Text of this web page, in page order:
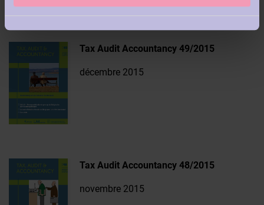
Tax Audit Accountancy 49/2015
décembre 2015
Tax Audit Accountancy 48/2015
novembre 2015